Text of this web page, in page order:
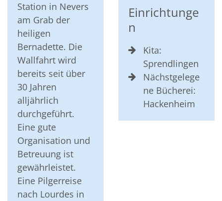
Station in Nevers
am Grab der
heiligen
Bernadette. Die
Wallfahrt wird
bereits seit über
30 Jahren
alljährlich
durchgeführt.
Eine gute
Organisation und
Betreuung ist
gewährleistet.
Eine Pilgerreise
nach Lourdes in
Einrichtunge
n
Kita:
Sprendlingen
Nächstgelege
ne Bücherei:
Hackenheim